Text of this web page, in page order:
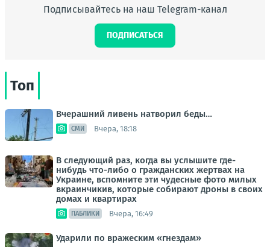
Подписывайтесь на наш Telegram-канал
ПОДПИСАТЬСЯ
Топ
Вчерашний ливень натворил беды…
СМИ Вчера, 18:18
В следующий раз, когда вы услышите где-
нибудь что-либо о гражданских жертвах на
Украине, вспомните эти чудесные фото милых
вкраинчикив, которые собирают дроны в своих
домах и квартирах
ПАБЛИКИ Вчера, 16:49
Ударили по вражеским «гнездам»